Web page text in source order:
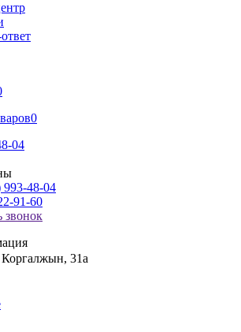
0
04
993-48-04
91-60
звонок
31а